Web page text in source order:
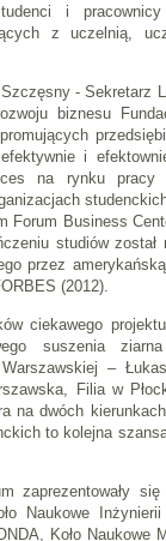
i
z uczelnią,
- Sekretarz
biznesu
i
na rynku pracy
Forum Business
studiów został
przez
(2012).
ciekawego
suszenia
–
Filia w
na dwóch
to kolejna
zaprezentowały się
Naukowe
Koło Naukowe